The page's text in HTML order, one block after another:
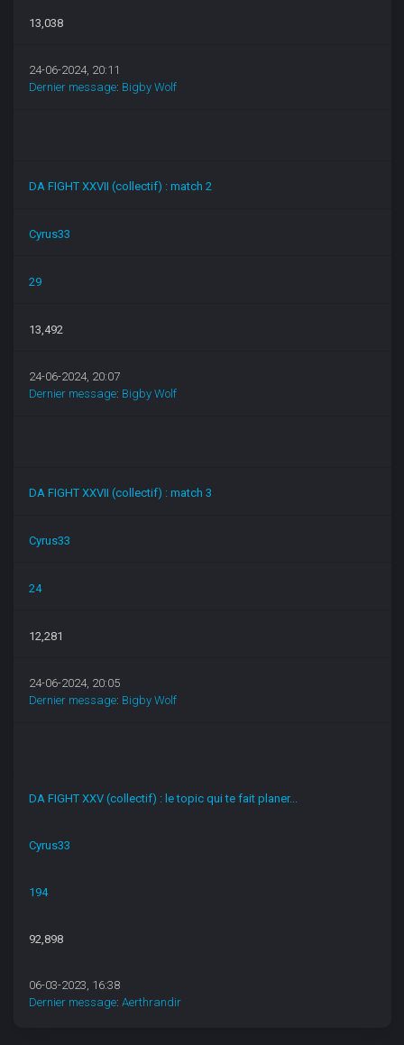
13,038
24-06-2024, 20:11
Dernier message: Bigby Wolf
DA FIGHT XXVII (collectif) : match 2
Cyrus33
29
13,492
24-06-2024, 20:07
Dernier message: Bigby Wolf
DA FIGHT XXVII (collectif) : match 3
Cyrus33
24
12,281
24-06-2024, 20:05
Dernier message: Bigby Wolf
DA FIGHT XXV (collectif) : le topic qui te fait planer...
Cyrus33
194
92,898
06-03-2023, 16:38
Dernier message:Aerthrandir